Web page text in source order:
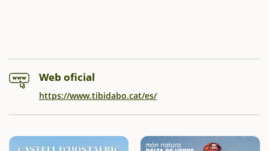
Web oficial
https://www.tibidabo.cat/es/